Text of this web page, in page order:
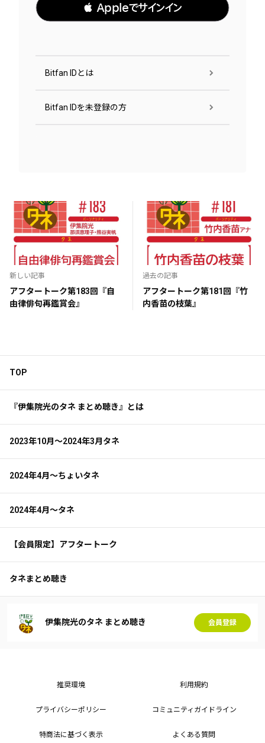
 Appleでサインイン
Bitfan IDとは
Bitfan IDを未登録の方
新しい記事
アフタートーク第183回『自
由律俳句再鑑賞会』
過去の記事
アフタートーク第181回『竹
内香苗の枝葉』
TOP
『伊集院光のタネ まとめ聴き』とは
2023年10月～2024年3月タネ
2024年4月～ちょいタネ
2024年4月～タネ
【会員限定】アフタートーク
タネまとめ聴き
伊集院光のタネ まとめ聴き 会員登録
推奨環境 利用規約
プライバシーポリシー コミュニティガイドライン
特商法に基づく表示 よくある質問